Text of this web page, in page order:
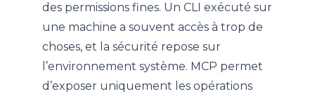
des permissions fines. Un CLI exécuté sur
une machine a souvent accès à trop de
choses, et la sécurité repose sur
l’environnement système. MCP permet
d’exposer uniquement les opérations